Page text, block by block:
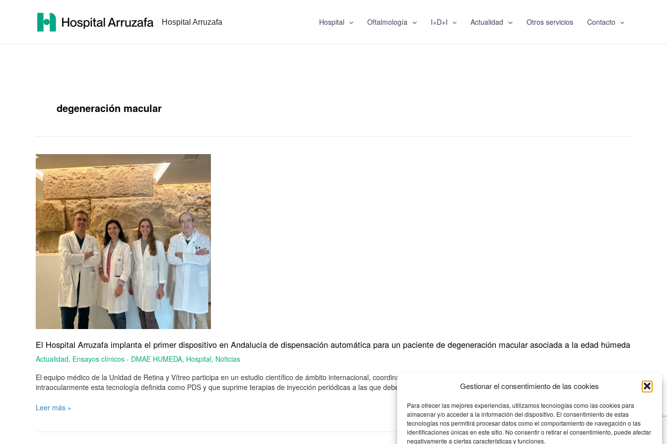
Gestionar el consentimiento de las cookies
Para ofrecer las mejores experiencias, utilizamos tecnologías como las cookies para
almacenar y/o acceder a la información del dispositivo. El consentimiento de estas
tecnologías nos permitirá procesar datos como el comportamiento de navegación o las
identificaciones únicas en este sitio. No consentir o retirar el consentimiento, puede afectar
negativamente a ciertas características y funciones.
Hospital Arruzafa Hospital Oftalmología I+D+I Actualidad Otros servicios Contacto
degeneración macular
El Hospital Arruzafa implanta el primer dispositivo en Andalucía de dispensación automática para un paciente de degeneración macular asociada a la edad húmeda
Actualidad, Ensayos clínicos - DMAE HUMEDA, Hospital, Noticias
El equipo médico de la Unidad de Retina y Vítreo participa en un estudio científico de ámbito internacional, coordinado por el oftalmólogo Juan Manuel Cubero, que ha permitido inocular
intraocularmente esta tecnología definida como PDS y que suprime terapias de inyección periódicas a las que deben ser sometidos los pacientes para paliar la patología El […]
El
Hospital
Arruzafa
implanta
el
primer
dispositivo
en
Andalucía
de
dispensación
automática
paciente
degeneración
macular
a
la
húmeda
Leer más »